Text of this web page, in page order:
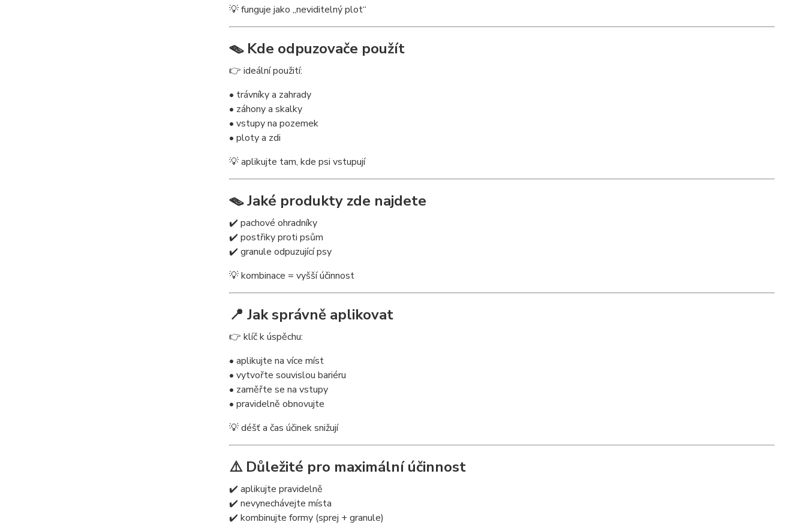
💡 funguje jako „neviditelný plot“
🪤 Kde odpuzovače použít
👉 ideální použití:
• trávníky a zahrady
• záhony a skalky
• vstupy na pozemek
• ploty a zdi
💡 aplikujte tam, kde psi vstupují
🪤 Jaké produkty zde najdete
✔️ pachové ohradníky
✔️ postřiky proti psům
✔️ granule odpuzující psy
💡 kombinace = vyšší účinnost
📍 Jak správně aplikovat
👉 klíč k úspěchu:
• aplikujte na více míst
• vytvořte souvislou bariéru
• zaměřte se na vstupy
• pravidelně obnovujte
💡 déšť a čas účinek snižují
⚠️ Důležité pro maximální účinnost
✔️ aplikujte pravidelně
✔️ nevynechávejte místa
✔️ kombinujte formy (sprej + granule)